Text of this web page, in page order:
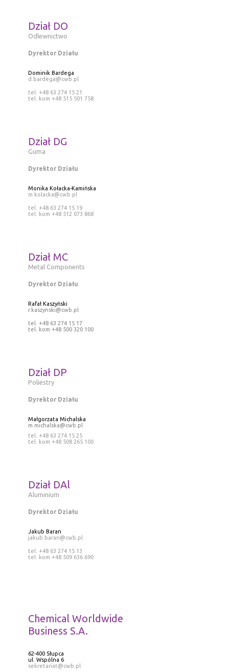
Dział DO
Odlewnictwo
Dyrektor Działu
Dominik Bardega
d.bardega@cwb.pl
tel. +48 63 274 15 21
tel. kom +48 515 501 758
Dział DG
Guma
Dyrektor Działu
Monika Kołacka-Kamińska
m.kolacka@cwb.pl
tel. +48 63 274 15 19
tel. kom +48 512 073 868
Dział MC
Metal Components
Dyrektor Działu
Rafał Kaszyński
r.kaszynski@cwb.pl
tel. +48 63 274 15 17
tel. kom +48 500 320 100
Dział DP
Poliestry
Dyrektor Działu
Małgorzata Michalska
m.michalska@cwb.pl
tel. +48 63 274 15 25
tel. kom +48 508 265 100
Dział DAl
Aluminium
Dyrektor Działu
Jakub Baran
jakub.baran@cwb.pl
tel. +48 63 274 15 13
tel. kom +48 509 636 690
Chemical Worldwide
Business S.A.
62-400 Słupca
ul. Wspólna 6
sekretariat@cwb.pl